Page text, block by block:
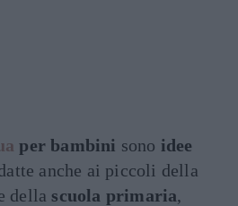
per bambini sono idee
anche ai piccoli della
della scuola primaria,